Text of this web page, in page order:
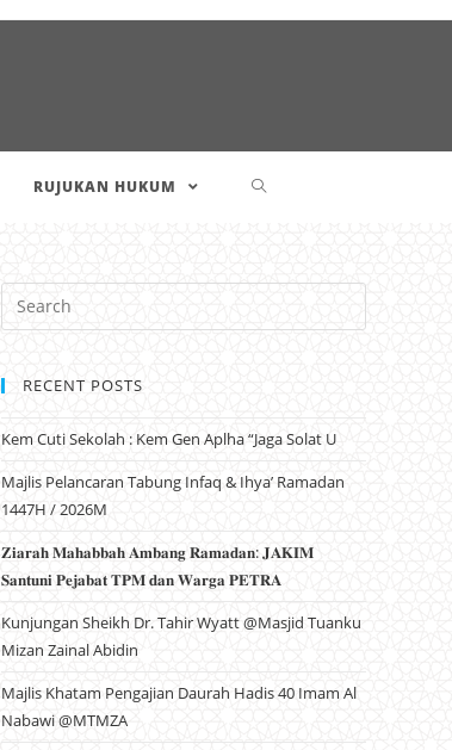
RUJUKAN HUKUM
RECENT POSTS
Kem Cuti Sekolah : Kem Gen Aplha “Jaga Solat U
Majlis Pelancaran Tabung Infaq & Ihya’ Ramadan
1447H / 2026M
𝐙𝐢𝐚𝐫𝐚𝐡 𝐌𝐚𝐡𝐚𝐛𝐛𝐚𝐡 𝐀𝐦𝐛𝐚𝐧𝐠 𝐑𝐚𝐦𝐚𝐝𝐚𝐧: 𝐉𝐀𝐊𝐈𝐌
𝐒𝐚𝐧𝐭𝐮𝐧𝐢 𝐏𝐞𝐣𝐚𝐛𝐚𝐭 𝐓𝐏𝐌 𝐝𝐚𝐧 𝐖𝐚𝐫𝐠𝐚 𝐏𝐄𝐓𝐑𝐀
Kunjungan Sheikh Dr. Tahir Wyatt @Masjid Tuanku
Mizan Zainal Abidin
Majlis Khatam Pengajian Daurah Hadis 40 Imam Al
Nabawi @MTMZA